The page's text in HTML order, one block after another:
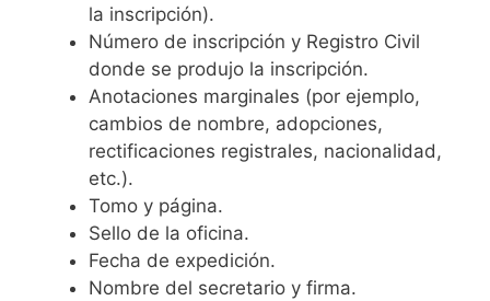
la inscripción).
Número de inscripción y Registro Civil
donde se produjo la inscripción.
Anotaciones marginales (por ejemplo,
cambios de nombre, adopciones,
rectificaciones registrales, nacionalidad,
etc.).
Tomo y página.
Sello de la oficina.
Fecha de expedición.
Nombre del secretario y firma.